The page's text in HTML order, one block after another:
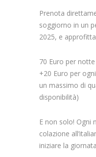
Prenota
soggiorno in un
2025, e
70 Euro per
+20 Euro per
un massimo di
disponibilità)
E non solo! Ogni
colazione
iniziare la